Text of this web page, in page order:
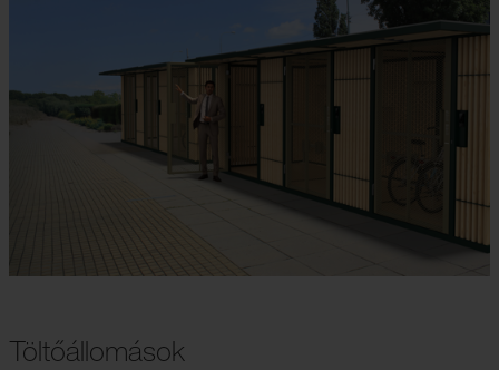
Töltőállomások